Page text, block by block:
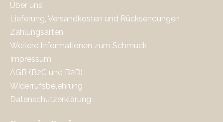
Über uns
Lieferung, Versandkosten und Rücksendungen
Zahlungsarten
Weitere Informationen zum Schmuck
Impressum
AGB (B2C und B2B)
Widerrufsbelehrung
Datenschutzerklärung